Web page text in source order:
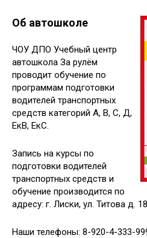
Об автошколе
ЧОУ ДПО Учебный центр
автошкола За рулём
проводит обучение по
программам подготовки
водителей транспортных
средств категорий А, В, С, Д,
ЕкВ, ЕкС.
Запись на курсы по
подготовки водителей
транспортных средств и
обучение производится по
адресу: г. Лиски, ул. Титова д.
Наши телефоны: 8-920-4-333-